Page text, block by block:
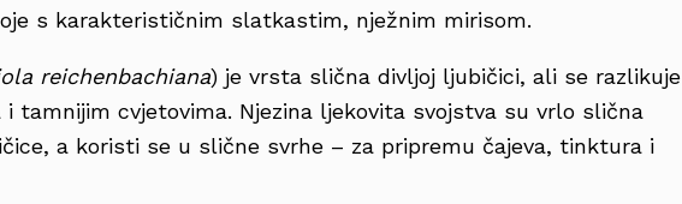
s karakterističnim slatkastim, nježnim mirisom.
reichenbachiana) je vrsta slična divljoj ljubičici, ali se razlikuje
tamnijim cvjetovima. Njezina ljekovita svojstva su vrlo slična
a koristi se u slične svrhe – za pripremu čajeva, tinktura i